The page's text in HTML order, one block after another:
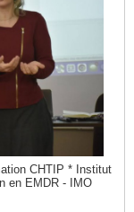
CHTIP * Institut
en EMDR - IMO